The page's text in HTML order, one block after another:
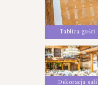
Tablica gości
Dekoracja sali